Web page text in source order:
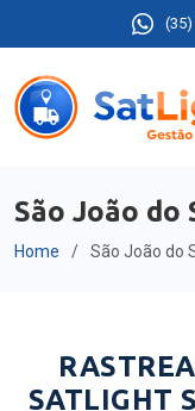
(35)
São João do
Home São João do
SATLIGHT